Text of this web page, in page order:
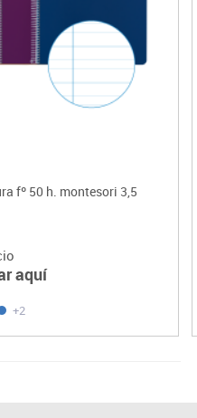
fº 50 h. montesori 3,5
aquí
+2